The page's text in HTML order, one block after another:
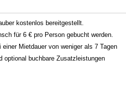
kostenlos bereitgestellt.
für 6 € pro Person gebucht werden.
Mietdauer von weniger als 7 Tagen
optional buchbare Zusatzleistungen